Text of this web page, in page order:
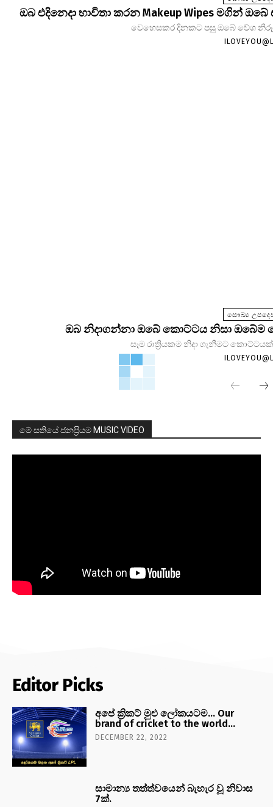
ඔබ එදිනෙදා භාවිතා කරන Makeup Wipes මගින්
වෙහෙසකර දිනකට පසු ඔබේ වේශ
සෞඛ්‍ය
ඔබ නිදාගන්නා ඔබේ කොට්ටය නිසා ඔබේම
සෑම රාත්‍රියකම නිදා ගැනීමට
මේ සතියේ ජනප්‍රියම MUSIC VIDEO
Editor Picks
අපේ ක්‍රිකට් මුළු ලෝකයටම… Our
brand of cricket to the world…
DECEMBER 22, 2022
සාමාන්‍ය තත්ත්වයෙන් බැහැර වූ නිවාස
7ක්.